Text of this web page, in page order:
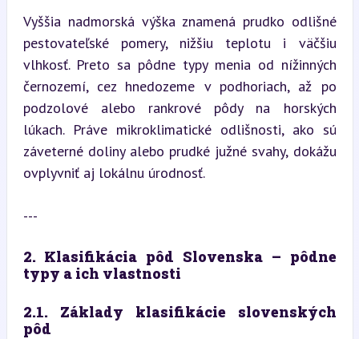
Vyššia nadmorská výška znamená prudko odlišné
pestovateľské pomery, nižšiu teplotu i väčšiu
vlhkosť. Preto sa pôdne typy menia od nížinných
černozemí, cez hnedozeme v podhoriach, až po
podzolové alebo rankrové pôdy na horských
lúkach. Práve mikroklimatické odlišnosti, ako sú
záveterné doliny alebo prudké južné svahy, dokážu
ovplyvniť aj lokálnu úrodnosť.
---
2. Klasifikácia pôd Slovenska – pôdne
typy a ich vlastnosti
2.1. Základy klasifikácie slovenských
pôd